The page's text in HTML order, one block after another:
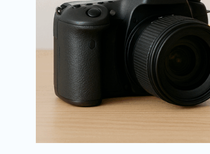
evolução,
desafios
futuro